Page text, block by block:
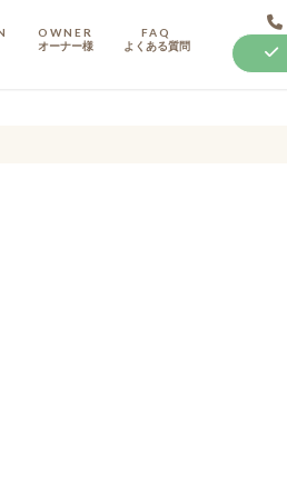
OWNER
オーナー様
FAQ
よくある質問